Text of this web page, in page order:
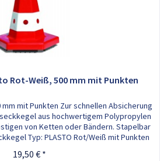
Rot-Weiß, 500 mm mit Punkten
mit Punkten Zur schnellen Absicherung
aus hochwertigem Polypropylen
von Ketten oder Bändern. Stapelbar
Typ: PLASTO Rot/Weiß mit Punkten
19,50 € *